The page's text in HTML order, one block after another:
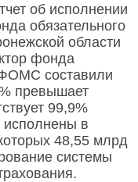
об исполнении
обязательного
области
фонда
составили
превышает
99,9%
исполнены в
48,55 млрд
системы